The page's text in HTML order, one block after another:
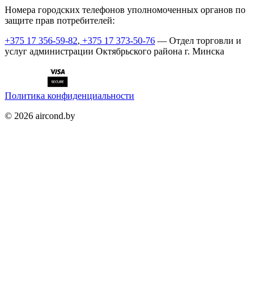
Номера городских телефонов уполномоченных органов по
защите прав потребителей:
+375 17 356-59-82, +375 17 373-50-76 — Отдел торговли и
услуг администрации Октябрьского района г. Минска
Политика конфиденциальности
© 2026 aircond.by